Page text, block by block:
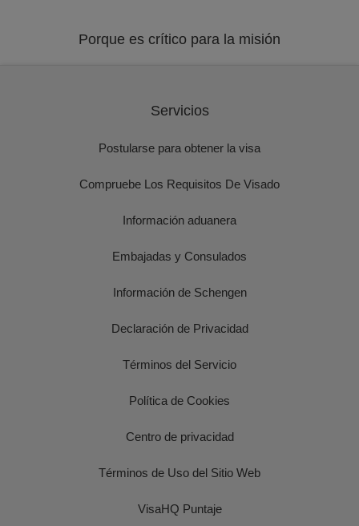
Porque es crítico para la misión
Servicios
Postularse para obtener la visa
Compruebe Los Requisitos De Visado
Información aduanera
Embajadas y Consulados
Información de Schengen
Declaración de Privacidad
Términos del Servicio
Política de Cookies
Centro de privacidad
Términos de Uso del Sitio Web
VisaHQ Puntaje